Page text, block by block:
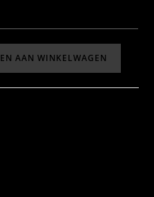
AAN WINKELWAGEN